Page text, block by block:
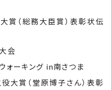
賞（総務大臣賞）表彰状伝
会
ーキング in南さつま
大賞（堂原博子さん）表彰